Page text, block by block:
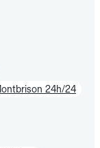
24h/24